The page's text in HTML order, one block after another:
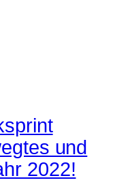
und
2022!